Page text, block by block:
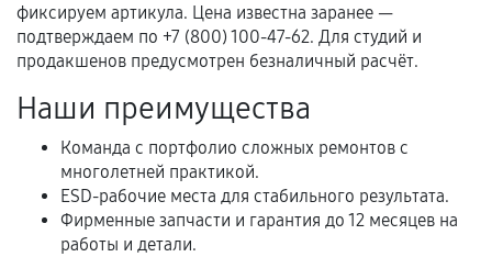
Самостоятельный ремонт или вмешательство
третьих лиц.
предусмотрено отдельно.
Обращение после окончания гарантийного
срока.
Программные сбои, если это не указано в
отдельных условиях.
фиксируем артикула. Цена известна заранее —
подтверждаем по +7 (800) 100-47-62. Для студий и
продакшенов предусмотрен безналичный расчёт.
Наши преимущества
Команда с портфолио сложных ремонтов с
многолетней практикой.
ESD-рабочие места для стабильного результата.
Фирменные запчасти и гарантия до 12 месяцев на
работы и детали.